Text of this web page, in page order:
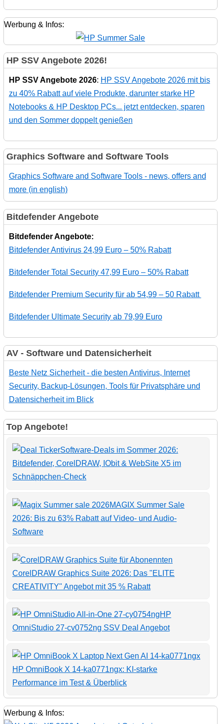
Werbung & Infos:
HP SSV Angebote 2026!
HP SSV Angebote 2026: HP SSV Angebote 2026 mit bis
zu 40% Rabatt auf viele Produkte, darunter starke HP
Notebooks & HP Desktop PCs... jetzt entdecken, sparen
und den Sommer doppelt genießen
Graphics Software and Software Tools
Graphics Software and Software Tools - news, offers and
more (in english)
Bitdefender Angebote
Bitdefender Angebote:
Bitdefender Antivirus 24,99 Euro – 50% Rabatt
Bitdefender Total Security 47,99 Euro – 50% Rabatt
Bitdefender Premium Security für ab 54,99 – 50 Rabatt
Bitdefender Ultimate Security ab 79,99 Euro
AV - Software und Datensicherheit
Beste Netz Sicherheit - die besten Antivirus, Internet
Security, Backup-Lösungen, Tools für Privatsphäre und
Datensicherheit im Blick
Top Angebote!
Software-Deals im Sommer 2026:
Bitdefender, CorelDRAW, IObit & WebSite X5 im
Schnäppchen-Check
MAGIX Summer Sale
2026: Bis zu 63% Rabatt auf Video- und Audio-
Software
CorelDRAW Graphics Suite 2026: Das "ELITE
CREATIVITY" Angebot mit 35 % Rabatt
HP
OmniStudio 27-cv0752ng SSV Deal Angebot
HP OmniBook X 14-ka0771ngx: KI-starke
Performance im Test & Überblick
Werbung & Infos: